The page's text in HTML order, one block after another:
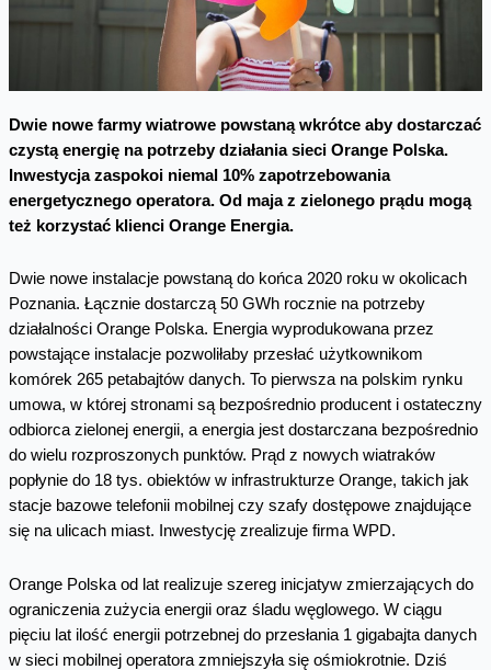
Dwie nowe farmy wiatrowe powstaną wkrótce aby dostarczać
czystą energię na potrzeby działania sieci Orange Polska.
Inwestycja zaspokoi niemal 10% zapotrzebowania
energetycznego operatora. Od maja z zielonego prądu mogą
też korzystać klienci Orange Energia.
Dwie nowe instalacje powstaną do końca 2020 roku w okolicach
Poznania. Łącznie dostarczą 50 GWh rocznie na potrzeby
działalności Orange Polska. Energia wyprodukowana przez
powstające instalacje pozwoliłaby przesłać użytkownikom
komórek 265 petabajtów danych. To pierwsza na polskim rynku
umowa, w której stronami są bezpośrednio producent i ostateczny
odbiorca zielonej energii, a energia jest dostarczana bezpośrednio
do wielu rozproszonych punktów. Prąd z nowych wiatraków
popłynie do 18 tys. obiektów w infrastrukturze Orange, takich jak
stacje bazowe telefonii mobilnej czy szafy dostępowe znajdujące
się na ulicach miast. Inwestycję zrealizuje firma WPD.
Orange Polska od lat realizuje szereg inicjatyw zmierzających do
ograniczenia zużycia energii oraz śladu węglowego. W ciągu
pięciu lat ilość energii potrzebnej do przesłania 1 gigabajta danych
w sieci mobilnej operatora zmniejszyła się ośmiokrotnie. Dziś